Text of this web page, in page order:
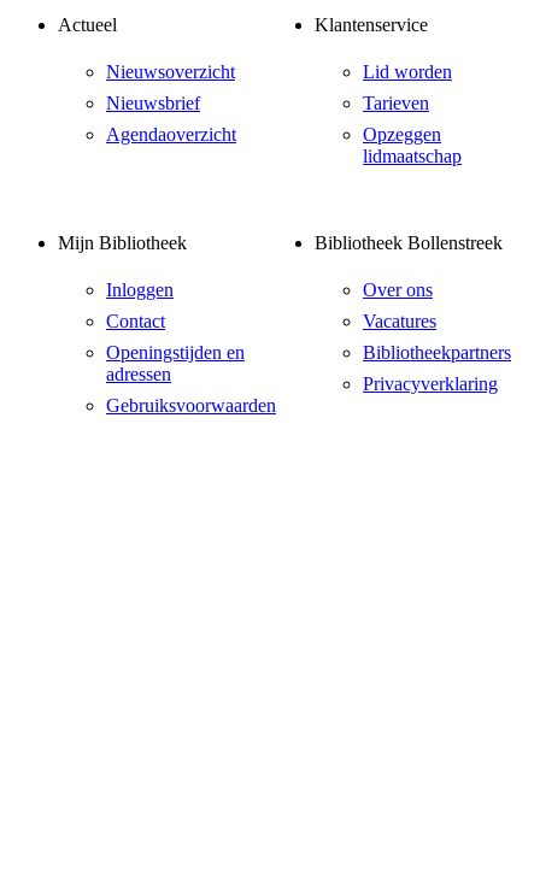
Actueel
Nieuwsoverzicht
Nieuwsbrief
Agendaoverzicht
Klantenservice
Lid worden
Tarieven
Opzeggen
lidmaatschap
Mijn Bibliotheek
Inloggen
Contact
Openingstijden en
adressen
Gebruiksvoorwaarden
Bibliotheek Bollenstreek
Over ons
Vacatures
Bibliotheekpartners
Privacyverklaring